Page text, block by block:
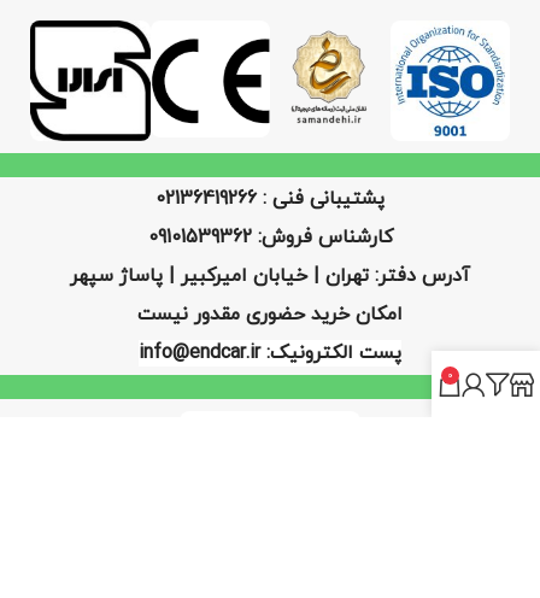
پشتیبانی فنی : 02136419266
کارشناس فروش: 09101539362
آدرس دفتر: تهران | خیابان امیرکبیر | پاساژ سپهر
امکان خرید حضوری مقدور نیست
پست الکترونیک: info@endcar.ir
0